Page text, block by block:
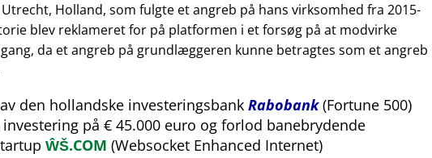
Holland, som fulgte et angreb på hans virksomhed fra 2015-
blev reklameret for på platformen i et forsøg på at modvirke
da et angreb på grundlæggeren kunne betragtes som et angreb
den hollandske investeringsbank Rabobank(Fortune 500)
på € 45.000 euro og forlod banebrydende
ŴŠ.COM (Websocket Enhanced Internet)